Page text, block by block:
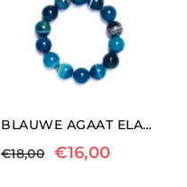
BLAUWE AGAAT ELASTISCHE ARMBAND
€18,00 €16,00